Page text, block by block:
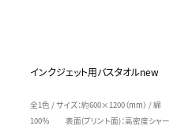
インクジェット用バスタオルnew
全1色 / サイズ：約600×1200（mm） / 綿
100％ 表面(プリント面)：高密度シャー